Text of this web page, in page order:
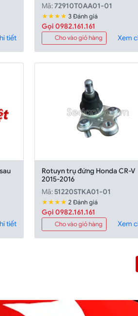
tiết
Mã:72910T0AA01-01
★★★★ 3 Đánh giá
Gọi 0982.161.161
Cho vào giỏ hàng Xem
tiết
Rotuyn trụ đứng Honda CR-V
2015-2016
Mã: 51220STKA01-01
★★★★ 2 Đánh giá
Gọi 0982.161.161
Cho vào giỏ hàng Xem